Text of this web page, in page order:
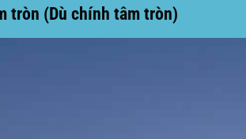
tròn (Dù chính tâm tròn)